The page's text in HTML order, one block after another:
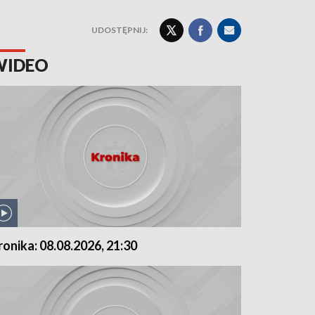
UDOSTĘPNIJ:
08.08.2026, 21:30